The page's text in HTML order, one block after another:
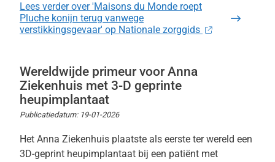
Lees verderover 'Maisons du Monde roept
Pluche konijn terug vanwege
verstikkingsgevaar' op Nationale zorggids
Wereldwijde primeur voor Anna
Ziekenhuis met 3-D geprinte
heupimplantaat
Publicatiedatum: 19-01-2026
Het Anna Ziekenhuis plaatste als eerste ter wereld een
3D-geprint heupimplantaat bij een patiënt met